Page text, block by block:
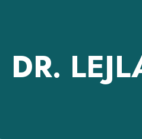
DR.